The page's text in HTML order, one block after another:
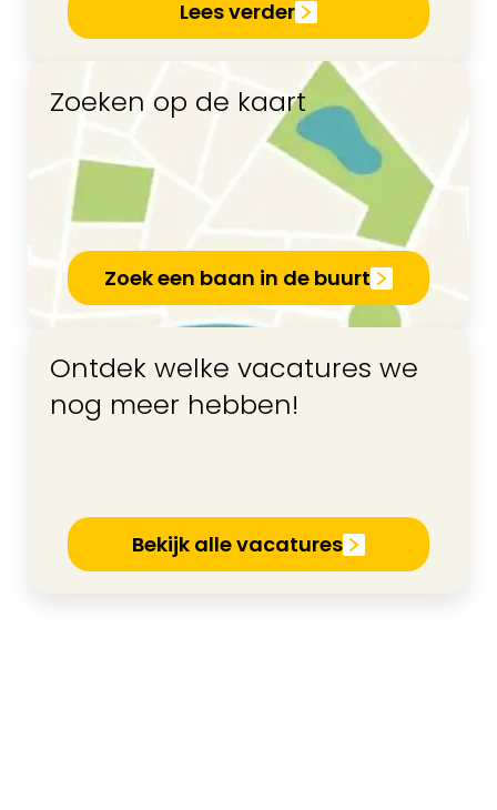
Lees verder
Zoeken op de kaart
Zoek een baan in de buurt
Ontdek welke vacatures we
nog meer hebben!
Bekijk alle vacatures